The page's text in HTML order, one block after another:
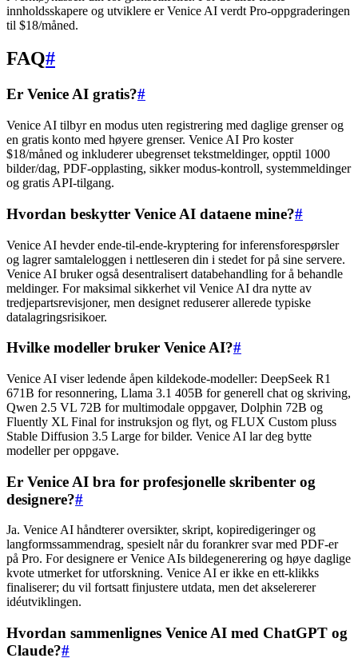
innholdsskapere og utviklere er Venice AI verdt Pro-oppgraderingen
til $18/måned.
FAQ#
Er Venice AI gratis?#
Venice AI tilbyr en modus uten registrering med daglige grenser og
en gratis konto med høyere grenser. Venice AI Pro koster
$18/måned og inkluderer ubegrenset tekstmeldinger, opptil 1000
bilder/dag, PDF-opplasting, sikker modus-kontroll, systemmeldinger
og gratis API-tilgang.
Hvordan beskytter Venice AI dataene mine?#
Venice AI hevder ende-til-ende-kryptering for inferensforespørsler
og lagrer samtaleloggen i nettleseren din i stedet for på sine servere.
Venice AI bruker også desentralisert databehandling for å behandle
meldinger. For maksimal sikkerhet vil Venice AI dra nytte av
tredjepartsrevisjoner, men designet reduserer allerede typiske
datalagringsrisikoer.
Hvilke modeller bruker Venice AI?#
Venice AI viser ledende åpen kildekode-modeller: DeepSeek R1
671B for resonnering, Llama 3.1 405B for generell chat og skriving,
Qwen 2.5 VL 72B for multimodale oppgaver, Dolphin 72B og
Fluently XL Final for instruksjon og flyt, og FLUX Custom pluss
Stable Diffusion 3.5 Large for bilder. Venice AI lar deg bytte
modeller per oppgave.
Er Venice AI bra for profesjonelle skribenter og
designere?#
Ja. Venice AI håndterer oversikter, skript, kopiredigeringer og
langformssammendrag, spesielt når du forankrer svar med PDF-er
på Pro. For designere er Venice AIs bildegenerering og høye daglige
kvote utmerket for utforskning. Venice AI er ikke en ett-klikks
finaliserer; du vil fortsatt finjustere utdata, men det akselererer
idéutviklingen.
Hvordan sammenlignes Venice AI med ChatGPT og
Claude?#